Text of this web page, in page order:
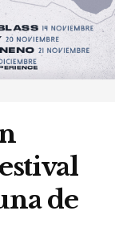
de